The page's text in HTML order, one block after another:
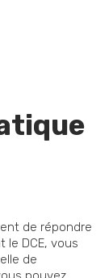
de répondre
le DCE, vous
de